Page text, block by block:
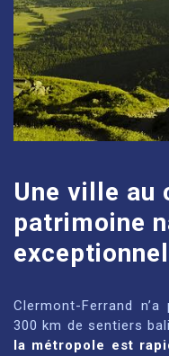
Une ville au
patrimoine
exceptionnel
Clermont-Ferrand
300 km de sentiers
la métropole est